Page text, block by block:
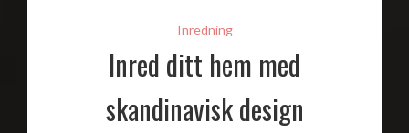
Inredning
Inred ditt hem med
skandinavisk design